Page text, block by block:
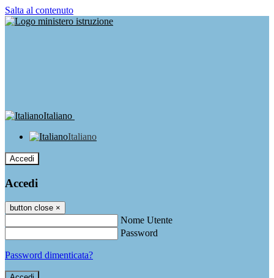
Salta al contenuto
Italiano
Italiano
Accedi
Accedi
button close ×
Nome Utente
Password
Password dimenticata?